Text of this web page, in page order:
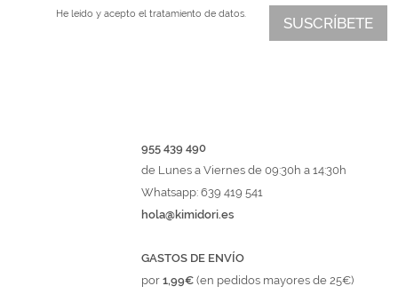
SUSCRÍBETE
He leído y acepto el tratamiento de datos.
955 439 490
de Lunes a Viernes de 09:30h a 14:30h
Whatsapp: 639 419 541
hola@kimidori.es
GASTOS DE ENVÍO
por1,99€(en pedidos mayores de 25€)